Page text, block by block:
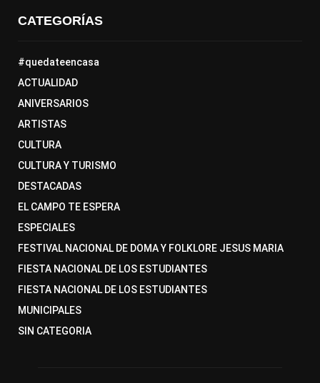
CATEGORÍAS
#quedateencasa
ACTUALIDAD
ANIVERSARIOS
ARTISTAS
CULTURA
CULTURA Y TURISMO
DESTACADAS
EL CAMPO TE ESPERA
ESPECIALES
FESTIVAL NACIONAL DE DOMA Y FOLKLORE JESUS MARIA
FIESTA NACIONAL DE LOS ESTUDIANTES
FIESTA NACIONAL DE LOS ESTUDIANTES
MUNICIPALES
SIN CATEGORIA